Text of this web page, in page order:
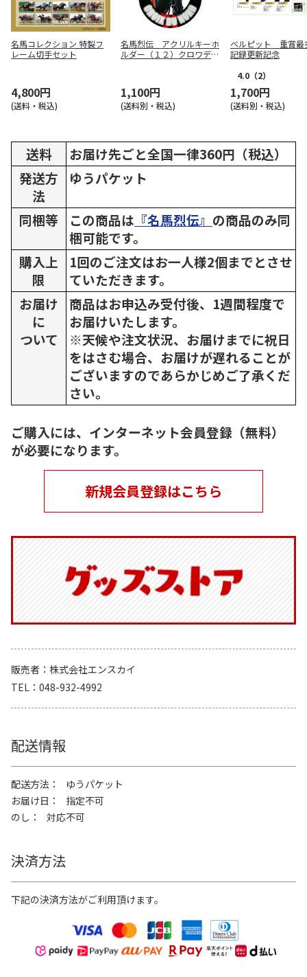
名馬コレクション 特製フ
レーム切手セット
4,800円
(送料・税込)
名馬烈伝 アクリルキーホ
ルダー（１２）クロワデュ
1,100円
(送料別・税込)
ベルピット 重賞最
記録更新記念
4.0 （2）
1,700円
(送料別・税込)
送料
お届け先ごと全国一律360円（税込）
発送方
法
ゆうパケット
同梱等 この商品は 『名馬烈伝』 の商品のみ同
梱可能です。
購入上
限
1回のご注文はお一人様2個までとさせ
ていただきます。
お届け
に
ついて
商品はお申込み受付後、1週間程度で
お届けいたします。
※天候や注文状況、お届けまでに祝日
をはさむ場合、お届けが遅れることが
ございますのであらかじめご了承くだ
さい。
ご購入には、インターネット会員登録（無料）
が必要になります。
新規会員登録はこちら
販売者
株式会社エンスカイ
TEL
048-932-4992
配送情報
配送方法
ゆうパケット
お届け日
指定不可
のし
対応不可
決済方法
下記の決済方法がご利用頂けます。